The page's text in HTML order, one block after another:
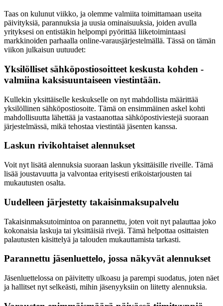
Taas on kulunut viikko, ja olemme valmiita toimittamaan useita
päivityksiä, parannuksia ja uusia ominaisuuksia, joiden avulla
yrityksesi on entistäkin helpompi pyörittää liiketoimintaasi
markkinoiden parhaalla online-varausjärjestelmällä. Tässä on tämän
viikon julkaisun uutuudet:
Yksilölliset sähköpostiosoitteet keskusta kohden -
valmiina kaksisuuntaiseen viestintään.
Kullekin yksittäiselle keskukselle on nyt mahdollista määrittää
yksilöllinen sähköpostiosoite. Tämä on ensimmäinen askel kohti
mahdollisuutta lähettää ja vastaanottaa sähköpostiviestejä suoraan
järjestelmässä, mikä tehostaa viestintää jäsenten kanssa.
Laskun rivikohtaiset alennukset
Voit nyt lisätä alennuksia suoraan laskun yksittäisille riveille. Tämä
lisää joustavuutta ja valvontaa erityisesti erikoistarjousten tai
mukautusten osalta.
Uudelleen järjestetty takaisinmaksupalvelu
Takaisinmaksutoimintoa on parannettu, joten voit nyt palauttaa joko
kokonaisia laskuja tai yksittäisiä rivejä. Tämä helpottaa osittaisten
palautusten käsittelyä ja talouden mukauttamista tarkasti.
Parannettu jäsenluettelo, jossa näkyvät alennukset
Jäsenluettelossa on päivitetty ulkoasu ja parempi suodatus, joten näet
ja hallitset nyt selkeästi, mihin jäsenyyksiin on liitetty alennuksia.